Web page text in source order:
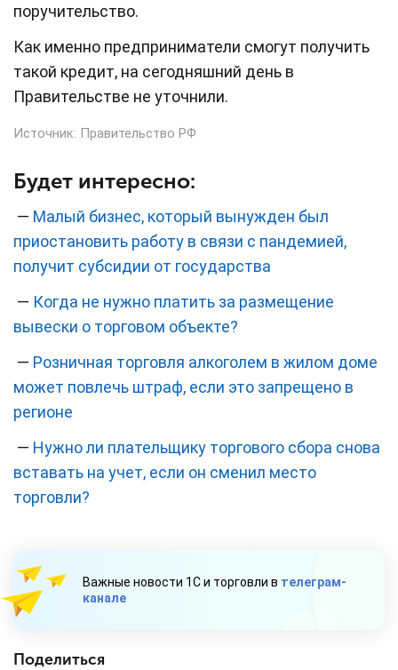
поручительство.
Как именно предприниматели смогут получить
такой кредит, на сегодняшний день в
Правительстве не уточнили.
Источник: Правительство РФ
Будет интересно:
— Малый бизнес, который вынужден был
приостановить работу в связи с пандемией,
получит субсидии от государства
— Когда не нужно платить за размещение
вывески о торговом объекте?
— Розничная торговля алкоголем в жилом доме
может повлечь штраф, если это запрещено в
регионе
— Нужно ли плательщику торгового сбора снова
вставать на учет, если он сменил место
торговли?
Важные новости 1С и торговли в телеграм-
канале
Поделиться